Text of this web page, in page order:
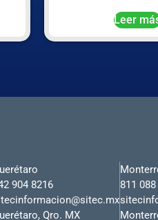
Leer
904 8216
Qro. MX
811